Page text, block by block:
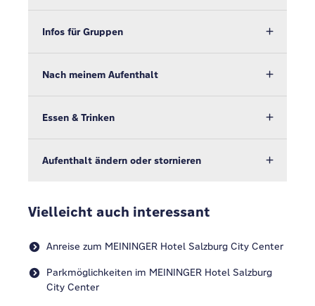
Infos für Gruppen
Nach meinem Aufenthalt
Essen & Trinken
Aufenthalt ändern oder stornieren
Vielleicht auch interessant
Anreise zum MEININGER Hotel Salzburg City Center
Parkmöglichkeiten im MEININGER Hotel Salzburg
City Center